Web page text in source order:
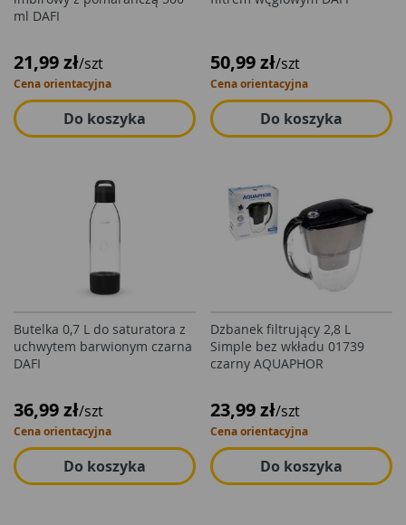
ml DAFI
21,99 zł/szt
Cena orientacyjna
Do koszyka
50,99 zł/szt
Cena orientacyjna
Do koszyka
Butelka 0,7 L do saturatora z
uchwytem barwionym czarna
DAFI
36,99 zł/szt
Cena orientacyjna
Do koszyka
Dzbanek filtrujący 2,8 L
Simple bez wkładu 01739
czarny AQUAPHOR
23,99 zł/szt
Cena orientacyjna
Do koszyka